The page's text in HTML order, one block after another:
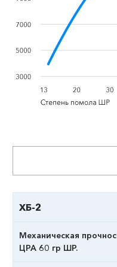
ХБ-2
Механическая
ЦРА 60 гр ШР.